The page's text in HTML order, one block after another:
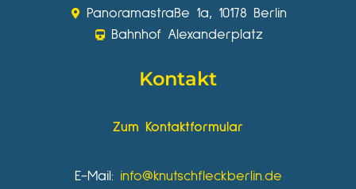
Panoramastraße 1a, 10178 Berlin
Bahnhof Alexanderplatz
Kontakt
Zum Kontaktformular
E-Mail: info@knutschfleckberlin.de